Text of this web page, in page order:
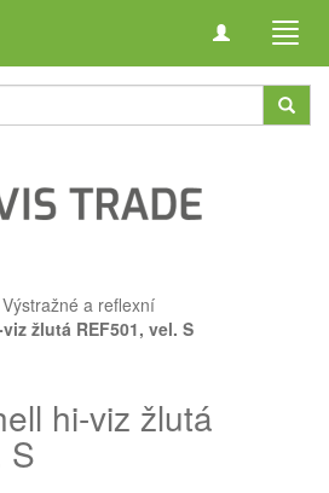
Toggle
Výstražné a reflexní
žlutá REF501, vel. S
hi-viz žlutá
S